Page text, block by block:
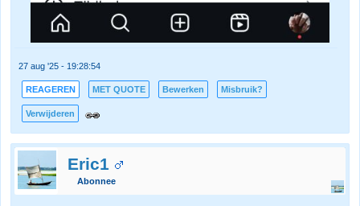
27 aug '25 - 19:28:54
REAGEREN MET QUOTE Bewerken Misbruik?
Verwijderen
Eric1
Abonnee